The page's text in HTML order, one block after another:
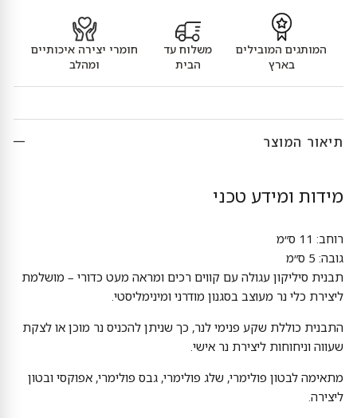
המותגים המובילים
בארץ
משלוח עד
הבית
חומרי יצירה איכותיים
ומהלב
תיאור המוצר
מידות ומידע טכני
רוחב: 11 ס״מ
גובה: 5 ס״מ
תבנית סיליקון עגולה עם קווים רכים ומראה מעט כדורי – מושלמת
ליצירת כלי נר מעוצב בסגנון מודרני ומינימליסטי.
התבנית כוללת שקע פנימי לנר, כך שניתן להכניס נר מוכן או לצקת
שעווה וניחוחות ליצירת נר אישי.
מתאימה לבטון פולימרי, שלג פולימרי, גבס פולימרי, אפוקסי ובטון
ליצירה.